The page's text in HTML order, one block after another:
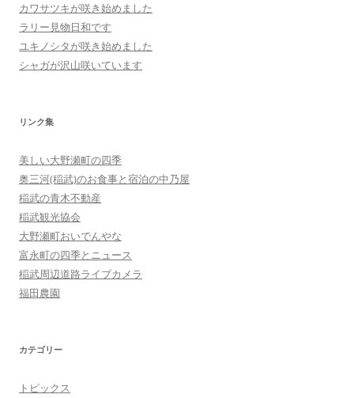
カワサツキが咲き始めました
ラリー見物日和です
ユキノシタが咲き始めました
シャガが沢山咲いています
リンク集
美しい大野瀬町の四季
奥三河(稲武)のお食事と宿泊の中乃屋
稲武の青木不動産
稲武観光協会
大野瀬町おいでんやな
富永町の四季とニュース
稲武周辺道路ライブカメラ
福田農園
カテゴリー
トピックス